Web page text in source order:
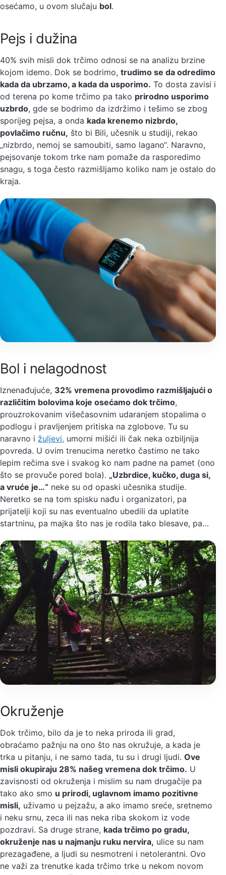
osećamo, u ovom slučaju bol.
Pejs i dužina
40% svih misli dok trčimo odnosi se na analizu brzine
kojom idemo. Dok se bodrimo, trudimo se da odredimo
kada da ubrzamo, a kada da usporimo. To dosta zavisi i
od terena po kome trčimo pa tako prirodno usporimo
uzbrdo, gde se bodrimo da izdržimo i tešimo se zbog
sporijeg pejsa, a onda kada krenemo nizbrdo,
povlačimo ručnu, što bi Bili, učesnik u studiji, rekao
„nizbrdo, nemoj se samoubiti, samo lagano“. Naravno,
pejsovanje tokom trke nam pomaže da rasporedimo
snagu, s toga često razmišljamo koliko nam je ostalo do
kraja.
Bol i nelagodnost
Iznenađujuće, 32% vremena provodimo razmišljajući o
različitim bolovima koje osećamo dok trčimo,
prouzrokovanim višečasovnim udaranjem stopalima o
podlogu i pravljenjem pritiska na zglobove. Tu su
naravno i žuljevi, umorni mišići ili čak neka ozbiljnija
povreda. U ovim trenucima neretko častimo ne tako
lepim rečima sve i svakog ko nam padne na pamet (ono
što se provuče pored bola). „Uzbrdice, kučko, duga si,
a vruće je…“ neke su od opaski učesnika studije.
Neretko se na tom spisku nađu i organizatori, pa
prijatelji koji su nas eventualno ubedili da uplatite
startninu, pa majka što nas je rodila tako blesave, pa…
Okruženje
Dok trčimo, bilo da je to neka priroda ili grad,
obraćamo pažnju na ono što nas okružuje, a kada je
trka u pitanju, i ne samo tada, tu su i drugi ljudi. Ove
misli okupiraju 28% našeg vremena dok trčimo. U
zavisnosti od okruženja i mislim su nam drugačije pa
tako ako smo u prirodi, uglavnom imamo pozitivne
misli, uživamo u pejzažu, a ako imamo sreće, sretnemo
i neku srnu, zeca ili nas neka riba skokom iz vode
pozdravi. Sa druge strane, kada trčimo po gradu,
okruženje nas u najmanju ruku nervira, ulice su nam
prezagađene, a ljudi su nesmotreni i netolerantni. Ovo
ne važi za trenutke kada trčimo trke u nekom novom